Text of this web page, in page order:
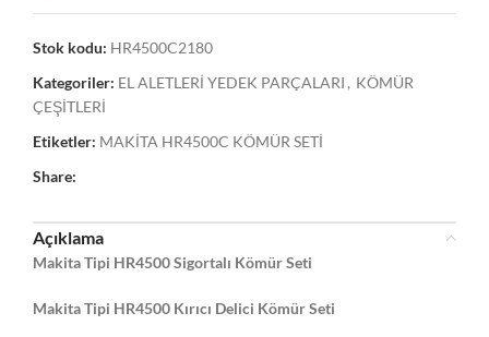
Stok kodu: HR4500C2180
Kategoriler: EL ALETLERİ YEDEK PARÇALARI , KÖMÜR
ÇEŞİTLERİ
Etiketler: MAKİTA HR4500C KÖMÜR SETİ
Share:
Açıklama
Makita Tipi HR4500 Sigortalı Kömür Seti
Makita Tipi HR4500 Kırıcı Delici Kömür Seti